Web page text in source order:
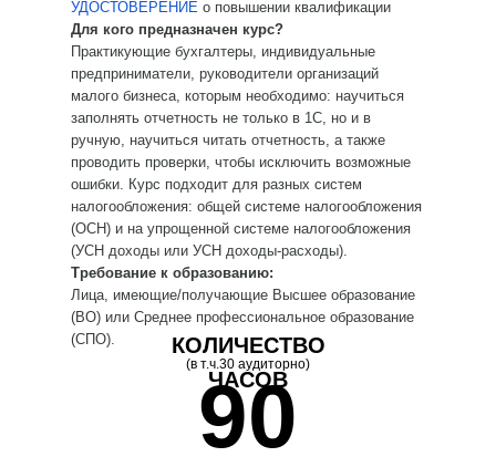
УДОСТОВЕРЕНИЕ о повышении квалификации
Для кого предназначен курс?
Практикующие бухгалтеры, индивидуальные
предприниматели, руководители организаций
малого бизнеса, которым необходимо: научиться
заполнять отчетность не только в 1С, но и в
ручную, научиться читать отчетность, а также
проводить проверки, чтобы исключить возможные
ошибки. Курс подходит для разных систем
налогообложения: общей системе налогообложения
(ОСН) и на упрощенной системе налогообложения
(УСН доходы или УСН доходы-расходы).
Требование к образованию:
Лица, имеющие/получающие Высшее образование
(ВО) или Среднее профессиональное образование
(СПО).
КОЛИЧЕСТВО
ЧАСОВ
90
(в т.ч.30 аудиторно)